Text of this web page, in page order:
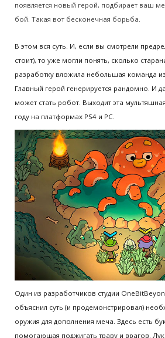
появляется новый герой, подбирает ваш
бой. Такая вот бесконечная борьба.
В этом вся суть. И, если вы смотрели
стоит), то уже могли понять, сколько
разработку вложила небольшая команда
Главный герой генерируется рандомно. И
может стать робот. Выходит эта
году на платформах PS4 и PC.
Один из разработчиков студии
объяснил суть (и продемонстрировал)
оружия для дополнения меча. Здесь есть
помогающая поджигать траву и врагов.